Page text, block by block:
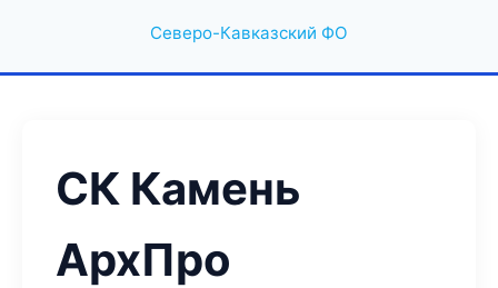
Северо-Кавказский ФО
СК Камень
АрхПро